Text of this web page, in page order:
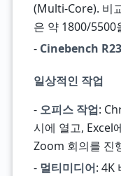
(Multi-Core). 비
은 약 1800/5500
- Cinebench R23
일상적인 작업
- 오피스 작업:
시에 열고, Excel
Zoom 회의를 진
- 멀티미디어: 4K